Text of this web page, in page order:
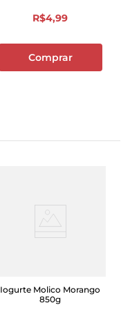
R$4,99
Comprar
Iogurte Molico Morango
850g